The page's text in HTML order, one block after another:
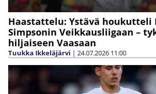
Haastattelu: Ystävä houkutteli
Simpsonin Veikkausliigaan –
hiljaiseen Vaasaan
Tuukka Ikkeläjärvi | 24.07.2026 11:00